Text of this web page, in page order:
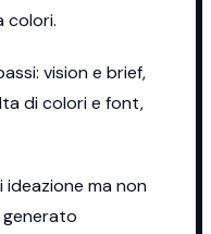
colori.
vision e brief,
di colori e font,
ideazione ma non
generato